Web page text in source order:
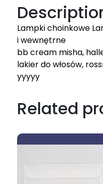
Lampki choinkowe
i wewnętrne
bb cream misha,
lakier do włosów,
yyyyy
Related